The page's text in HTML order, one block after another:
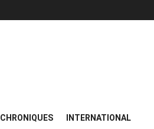
CHRONIQUES INTERNATIONAL